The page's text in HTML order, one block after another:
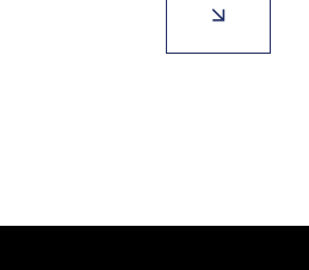
economie, en hij
en stabiliteit.